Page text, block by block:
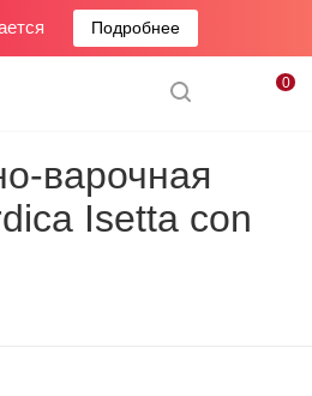
Подробнее
0
варочная
Isetta con